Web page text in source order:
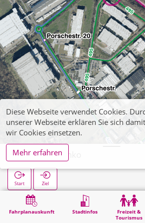
Fahrplanauskunft Stadtinfos
Freizeit &
Tourismus
Baal Fa. Wenko
Start Ziel
Suche
Diese Webseite verwendet Cookies.
unserer Webseite erklären Sie sich
wir Cookies einsetzen.
Mehr erfahren